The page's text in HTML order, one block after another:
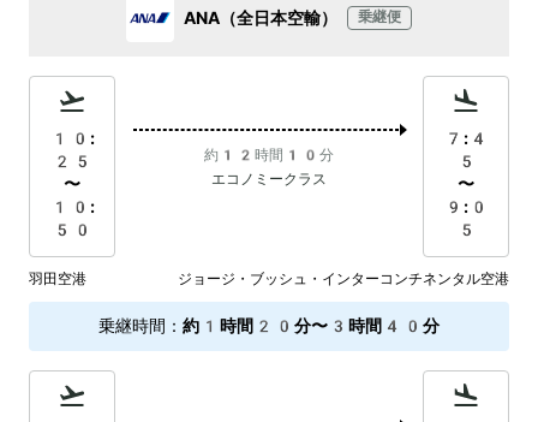
ANA（全日本空輸） 乗継便
10:
25
〜
10:
50
約12時間10分
エコノミークラス
7:4
5
〜
9:0
5
羽田空港 ジョージ・ブッシュ・インターコンチネンタル空港
乗継時間 ： 約1時間20分〜3時間40分